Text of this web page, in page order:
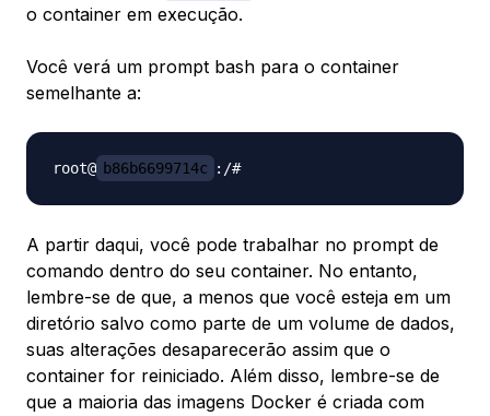
o container em execução.
Você verá um prompt bash para o container
semelhante a:
root@ b86b6699714c
A partir daqui, você pode trabalhar no prompt de
comando dentro do seu container. No entanto,
lembre-se de que, a menos que você esteja em um
diretório salvo como parte de um volume de dados,
suas alterações desaparecerão assim que o
container for reiniciado. Além disso, lembre-se de
que a maioria das imagens Docker é criada com